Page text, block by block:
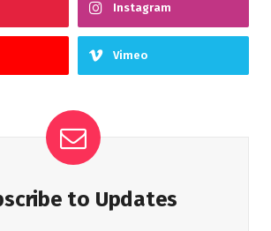
Instagram
Vimeo
to Updates